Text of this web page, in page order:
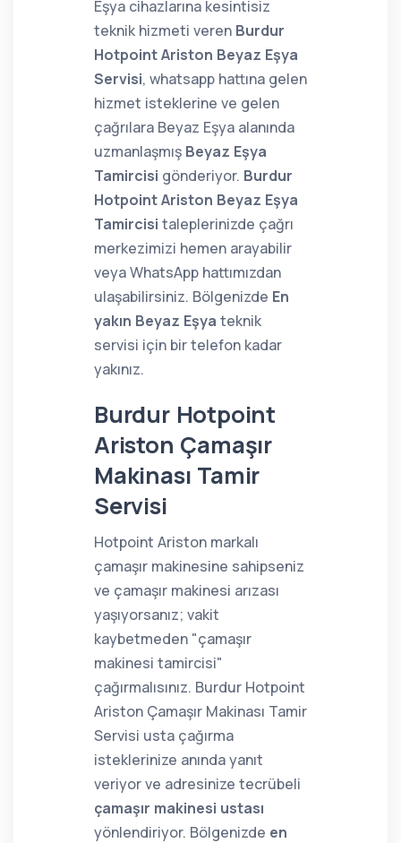
Eşya cihazlarına kesintisiz
teknik hizmeti veren Burdur
Hotpoint Ariston Beyaz Eşya
Servisi, whatsapp hattına gelen
hizmet isteklerine ve gelen
çağrılara Beyaz Eşya alanında
uzmanlaşmış Beyaz Eşya
Tamircisi gönderiyor. Burdur
Hotpoint Ariston Beyaz Eşya
Tamircisi taleplerinizde çağrı
merkezimizi hemen arayabilir
veya WhatsApp hattımızdan
ulaşabilirsiniz. Bölgenizde En
yakın Beyaz Eşya teknik
servisi için bir telefon kadar
yakınız.
Burdur Hotpoint
Ariston Çamaşır
Makinası Tamir
Servisi
Hotpoint Ariston markalı
çamaşır makinesine sahipseniz
ve çamaşır makinesi arızası
yaşıyorsanız; vakit
kaybetmeden "çamaşır
makinesi tamircisi"
çağırmalısınız. Burdur Hotpoint
Ariston Çamaşır Makinası Tamir
Servisi usta çağırma
isteklerinize anında yanıt
veriyor ve adresinize tecrübeli
çamaşır makinesi ustası
yönlendiriyor. Bölgenizde en